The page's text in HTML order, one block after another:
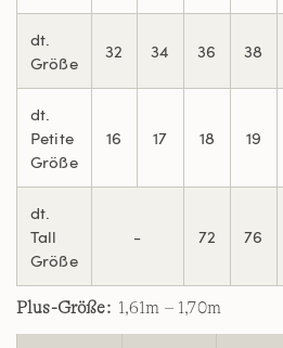
dt.
Größe
32 34 36 38
dt.
Petite
Größe
16 17 18 19
dt.
Tall
Größe
- 72 76
Plus-Größe: 1,61m – 1,70m